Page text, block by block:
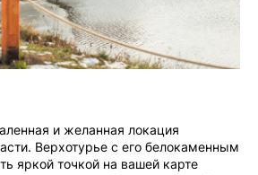
и желанная локация
Верхотурье с его белокаменным
яркой точкой на вашей карте